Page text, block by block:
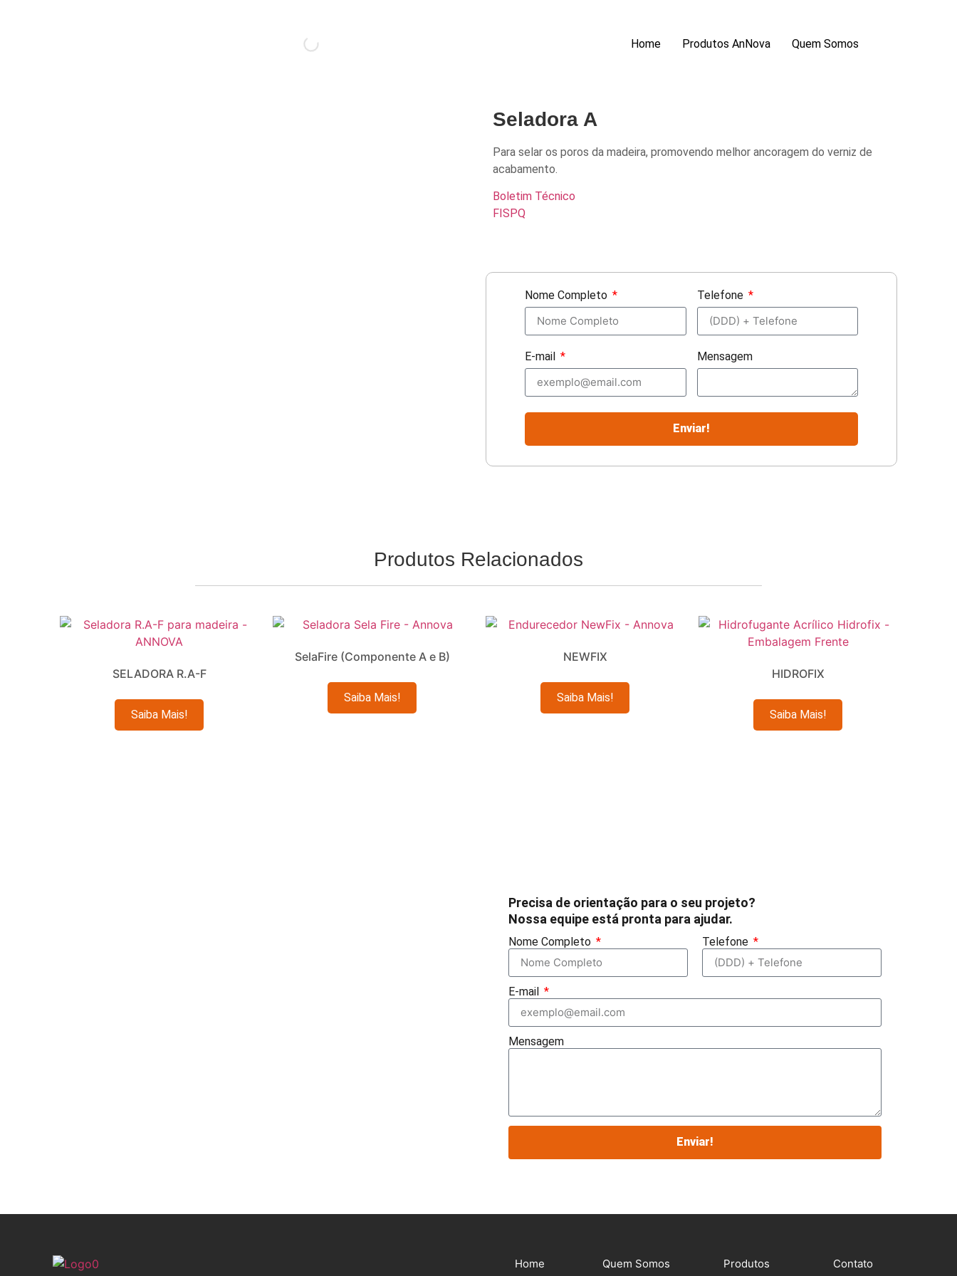
Home Produtos AnNova Quem Somos
Seladora A
Para selar os poros da madeira, promovendo melhor ancoragem do verniz de
acabamento.
Boletim Técnico
FISPQ
Nome Completo Telefone
E-mail Mensagem
Enviar!
Produtos Relacionados
SELADORA R.A-F
Leia mais
SelaFire (Componente A e B)
Leia mais
NEWFIX
Leia mais
HIDROFIX
Leia mais
Precisa de orientação para o seu projeto?
Nossa equipe está pronta para ajudar.
Nome Completo Telefone
E-mail
Mensagem
Enviar!
Home Quem Somos Produtos Contato